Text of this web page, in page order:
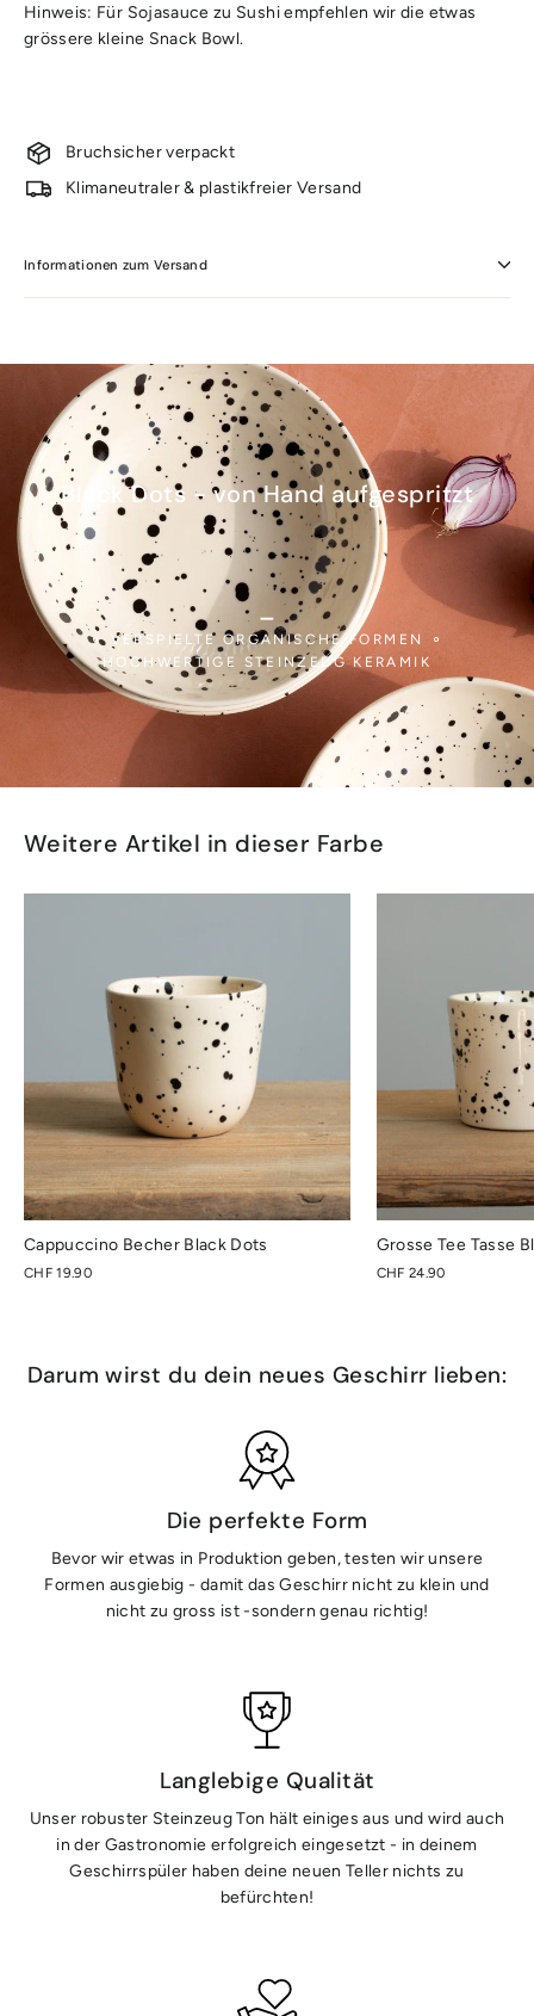
Hinweis: Für Sojasauce zu Sushi empfehlen wir die etwas
grössere kleine Snack Bowl.
Bruchsicher verpackt
Klimaneutraler & plastikfreier Versand
Informationen zum Versand
Black Dots - von Hand aufgespritzt
⚬ VERSPIELTE ORGANISCHE FORMEN ⚬
HOCHWERTIGE STEINZEUG KERAMIK
Weitere Artikel in dieser Farbe
Cappuccino Becher Black Dots
CHF 19.90
Grosse Tee Tasse
CHF 24.90
Darum wirst du dein neues Geschirr lieben:
Die perfekte Form
Bevor wir etwas in Produktion geben, testen wir unsere
Formen ausgiebig - damit das Geschirr nicht zu klein und
nicht zu gross ist -sondern genau richtig!
Langlebige Qualität
Unser robuster Steinzeug Ton hält einiges aus und wird auch
in der Gastronomie erfolgreich eingesetzt - in deinem
Geschirrspüler haben deine neuen Teller nichts zu
befürchten!